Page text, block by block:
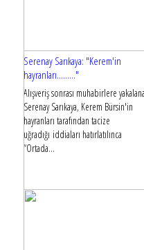
Serenay Sarıkaya: "Kerem'in
hayranları........."
Alışveriş sonrası muhabirlere
Serenay Sarıkaya, Kerem Bürsin'in
hayranları tarafından tacize
uğradığı iddiaları hatırlatılınca
“Ortada...